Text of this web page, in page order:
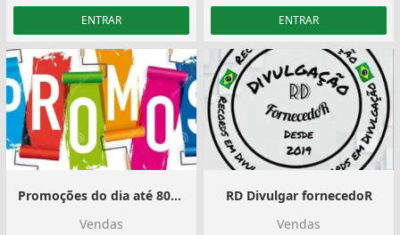
ENTRAR ENTRAR
Promoções do dia até 80% de desconto ️
Vendas
RD Divulgar fornecedoR
Vendas